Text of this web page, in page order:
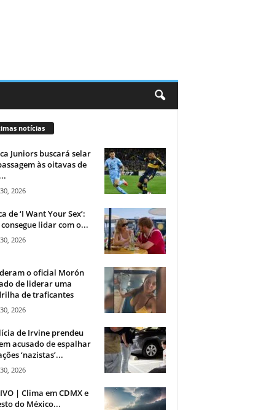
notícias
Juniors buscará selar
às oitavas de
2026
de ‘I Want Your Sex’:
consegue lidar com o...
2026
o oficial Morón
de liderar uma
de traficantes
2026
de Irvine prendeu
acusado de espalhar
‘nazistas’...
2026
| Clima em CDMX e
do México...